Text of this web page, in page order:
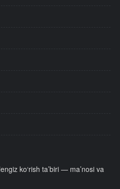
ko‘rish ta’biri — ma’nosi va